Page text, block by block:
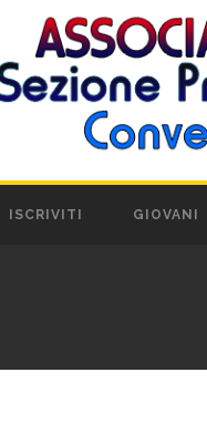
ISCRIVITI GIOVANI